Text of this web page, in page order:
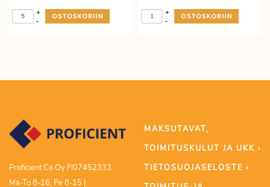
-
+
-
+
Proficient Co Oy FI07452333
Ma-To 8-16, Pe 8-15 |
MAKSUTAVAT,
TOIMITUSKULUT JA UKK ›
TIETOSUOJASELOSTE ›